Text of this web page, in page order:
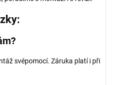
svépomocí. Záruka platí i při